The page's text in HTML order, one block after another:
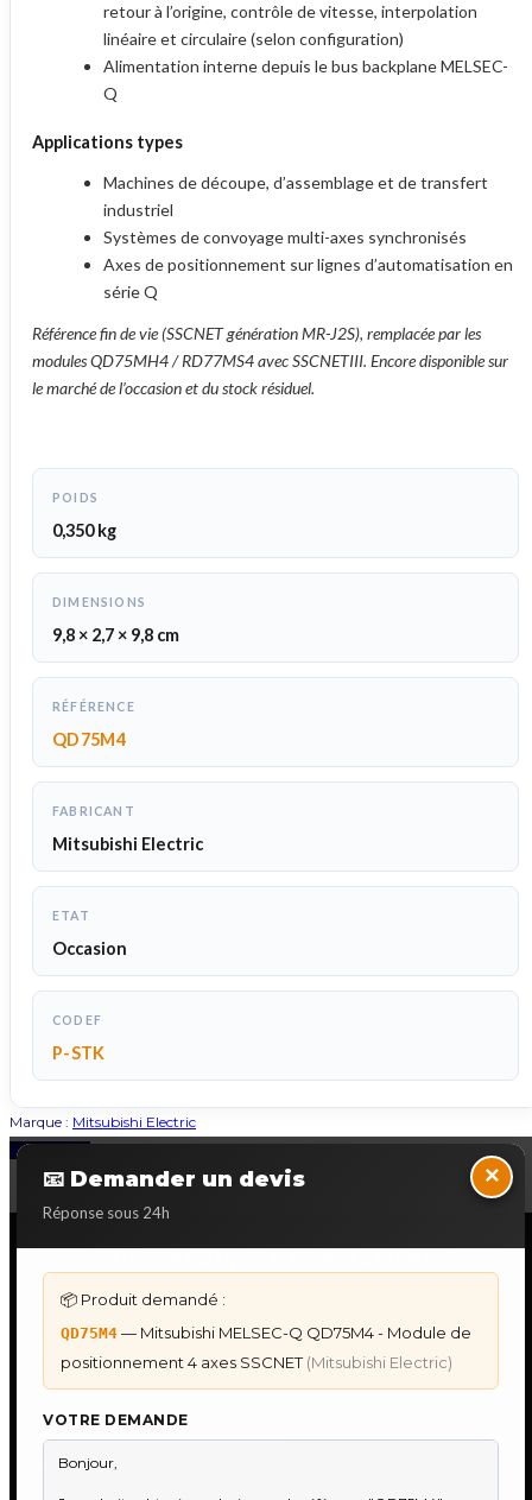
retour à l’origine, contrôle de vitesse, interpolation
linéaire et circulaire (selon configuration)
Alimentation interne depuis le bus backplane MELSEC-
Q
Applications types
Machines de découpe, d’assemblage et de transfert
industriel
Systèmes de convoyage multi-axes synchronisés
Axes de positionnement sur lignes d’automatisation en
série Q
Référence fin de vie (SSCNET génération MR-J2S), remplacée par les
modules QD75MH4 / RD77MS4 avec SSCNETIII. Encore disponible sur
le marché de l’occasion et du stock résiduel.
POIDS
0,350 kg
DIMENSIONS
9,8 × 2,7 × 9,8 cm
RÉFÉRENCE
QD75M4
FABRICANT
Mitsubishi Electric
ETAT
Occasion
CODEF
P-STK
Marque : Mitsubishi Electric
📧 Demander un devis
Réponse sous 24h
×
📦 Produit demandé :
QD75M4 — Mitsubishi MELSEC-Q QD75M4 - Module de
positionnement 4 axes SSCNET(Mitsubishi Electric)
VOTRE DEMANDE
Back to Top
DÉPANNAGE AUTOMATES
Dépannage Schneider Modicon
Dépannage Mitsubishi Melsec
Dépannage ABB AC500